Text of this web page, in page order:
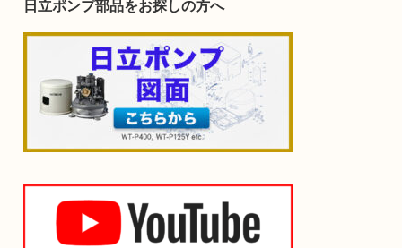
日立ポンプ部品をお探しの方へ